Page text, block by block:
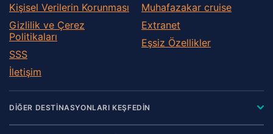
Kişisel Verilerin Korunması
Gizlilik ve Çerez
Politikaları
SSS
İletişim
Muhafazakar сruise
Extranet
Eşsiz Özellikler
DİĞER DESTİNASYONLARI KEŞFEDİN